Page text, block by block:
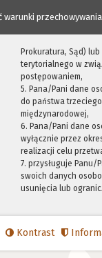
warunki
Prokuratura, Sąd)
terytorialnego w
postępowaniem,
5. Pana/Pani dane
do państwa
międzynarodowej,
6. Pana/Pani dane
wyłącznie przez
realizacji celu
7. przysługuje Panu/
swoich danych
usunięcia lub
Kontrast